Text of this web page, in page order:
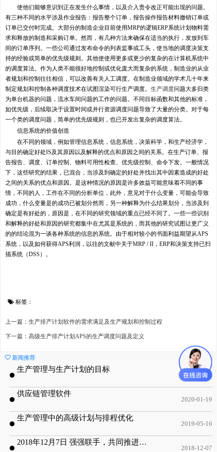
使他们能够意识到正在发生什么事情，以及介入责令改正可能出现的问题。
有三种不同的水平涉及作业报告：报告整个订单，报告操作报告材料撤销订单或
订单已交付时完成。大部分的制造企业目前使用MRP的逻辑ERP系统计划物料需
求和释放的制造和采购订单。然而，有几种方法来确保在适当的执行，发放到车
间的订单序列。一些公司通过发布命令的列表监事或工头，使当地的调度决策支
持的经验或简单的优先级规则。其他使使用更多或更少的复杂的在计算机系统中
的调度算法。作为人类不能很好地控制或优化庞大而复杂的系统，制造业的从业
者规划和控制往往相信，可以改善有关人工调度。在制造业领域的学术几十年来
制定规划和控制各种调度技术在试图渲染可行生产调度。 生产调度问题大多归类
为单台机器的问题，流水车间问题的工作的问题。不同目标函数和其他的标准，
如优先级，后续取决于设置时间或并行资源调度问题导致了大量的分类。对于每
一个类的调度问题，简单的优先级规则，也已开发出复杂的调度算法。
信息系统的价值创造
在不同的领域，例如管理信息系统，信息系统，决策科学，和生产经济学，
与目的确定好处IS及其原因以及解释的优点和原因之间的关系。在生产订单、报
告报告、调度、订单控制、物料可用性检查、优先级控制、命令下发。一般情况
下，这些研究的结果，已混合，当涉及到确定的好处并找出其中因素造成的好处
之间的关系的优点和原因。是这种情况的原因是许多效益可能意味着不同的事
情，不同的人，工作在不同的分析单位，此外，意见对于什么变量，可能会导致
成功，什么变量是的成功已被划分然而，另一种解释为什么结果划分，当涉及到
确定是有好处的，原因是，在不同的研究领域的重点已经不同了。一些一些识别
和解释的好处和原因的研究都集中在尤其是系统的，而其他的研究试图让更广义
的的结论混为一谈各种系统的信息的系统。由于相对较小的书面利益期望从APS
系统，以及如何获得APS利润，以往的文献中关于MRP / II，ERP和决策支持已扫
描系统（DSS）。
标签：
上一篇：生产排产计划软件的需求满足及生产规划和控制过程
下一篇：高级生产排产计划APS的生产调度问题及定义
新闻推荐
生产管理与生产计划的目标
2020-09-08
供应链管理软件
2020-01-19
生产管理中的高级计划与排程优化
2019-05-16
2018年12月7日 强强联手，共同推进电子器件领域APS应用典范 风华高科生产自动化工业互联网应用项目-APS项目启动会
2018-12-07